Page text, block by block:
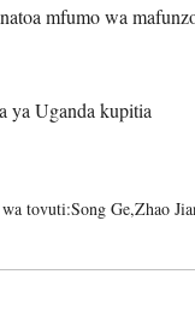
mfumo wa
ya Uganda kupitia
tovuti:Song Ge,Zhao